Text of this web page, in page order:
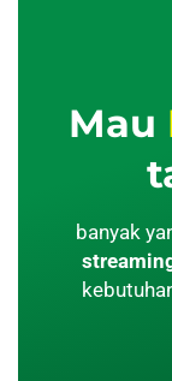
Mau
banyak